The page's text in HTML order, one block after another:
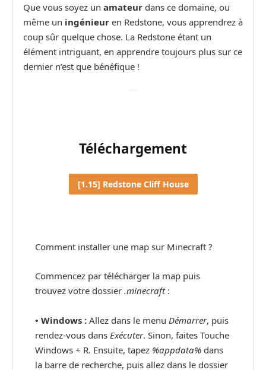
Que vous soyez un amateur dans ce domaine, ou
même un ingénieur en Redstone, vous apprendrez à
coup sûr quelque chose. La Redstone étant un
élément intriguant, en apprendre toujours plus sur ce
dernier n’est que bénéfique !
Téléchargement
[1.15] Redstone Cliff House
Comment installer une map sur Minecraft ?
Commencez par télécharger la map puis
trouvez votre dossier .minecraft:
• Windows : Allez dans le menu Démarrer, puis
rendez-vous dans Exécuter. Sinon, faites Touche
Windows + R. Ensuite, tapez %appdata% dans
la barre de recherche, puis allez dans le dossier